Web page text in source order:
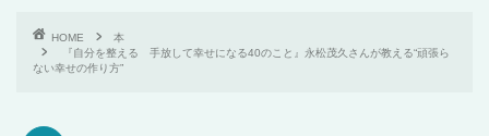
HOME
本
『自分を整える 手放して幸せになる40のこと』永松茂久さんが教える“頑張ら
ない幸せの作り方”